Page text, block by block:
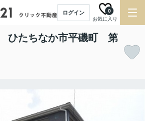
ログイン
お気に入り
0
たちなか市平磯町 第